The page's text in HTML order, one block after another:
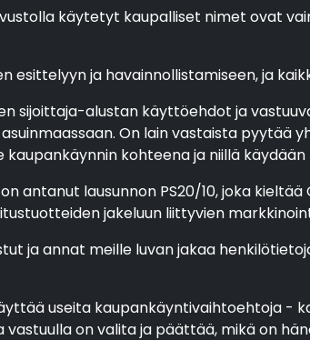
käytetyt kaupalliset nimet ovat
esittelyyn ja havainnollistamiseen, ja
sijoittaja-alustan käyttöehdot ja
On lain vastaista pyytää
kaupankäynnin kohteena ja niillä
antanut lausunnon PS20/10, joka
jakeluun liittyvien
ja annat meille luvan jakaa
useita kaupankäyntivaihtoehtoja -
on valita ja päättää, mikä on